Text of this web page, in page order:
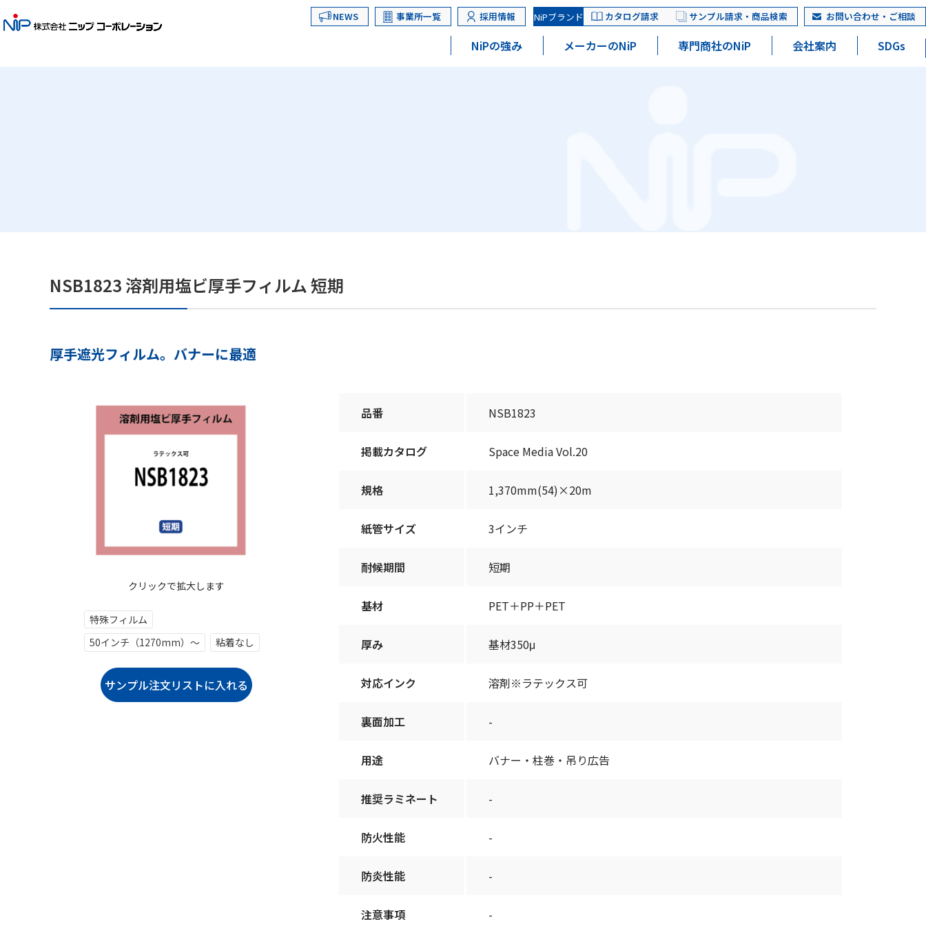
NEWS 事業所一覧 採用情報 NiPブランド カタログ請求 サンプル請求・商品検索 お問い合わせ・ご相談
NiPの強み メーカーのNiP 専門商社のNiP 会社案内 SDGs
NSB1823 溶剤用塩ビ厚手フィルム 短期
厚手遮光フィルム。バナーに最適
クリックで拡大します
特殊フィルム
50インチ（1270mm）～
粘着なし
品番 NSB1823
掲載カタログ Space Media Vol.20
規格 1,370mm(54)×20m
紙管サイズ 3インチ
耐候期間 短期
基材 PET＋PP＋PET
厚み 基材350μ
対応インク 溶剤※ラテックス可
裏面加工 -
用途 バナー・柱巻・吊り広告
推奨ラミネート -
防火性能 -
防炎性能 -
注意事項 -